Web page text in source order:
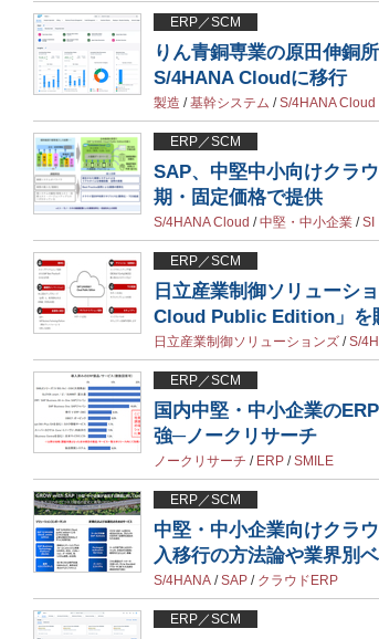
ERP／SCM
りん青銅専業の原田伸銅
S/4HANA Cloudに移行
製造 /基幹システム /S/4HANA Cloud
ERP／SCM
SAP、中堅中小向けクラ
期・固定価格で提供
S/4HANA Cloud /中堅・中小企業 /SI
ERP／SCM
日立産業制御ソリューシ
Cloud Public Edition」を
日立産業制御ソリューションズ /S/
ERP／SCM
国内中堅・中小企業の
強─ノークリサーチ
ノークリサーチ / ERP /SMILE
ERP／SCM
中堅・中小企業向けクラ
入移行の方法論や業界別
S/4HANA /SAP / クラウドERP
ERP／SCM